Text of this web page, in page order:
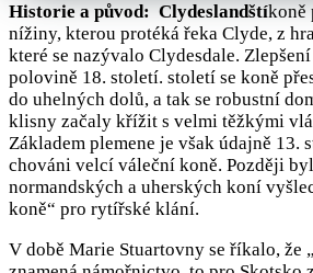
Historie a původ: Clydeslandštíkoně
nížiny, kterou protéká řeka Clyde, z
které se nazývalo Clydesdale.
polovině 18. století. století se koně
do uhelných dolů, a tak se robustní
klisny začaly křížit s velmi těžkými
Základem plemene je však údajně 13.
chováni velcí váleční koně. Později
normandských a uherských koní
koně“ pro rytířské klání.
V době Marie Stuartovny se říkalo, že